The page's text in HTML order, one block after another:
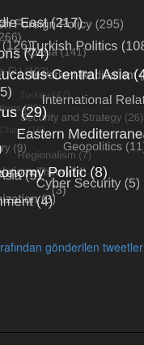
gönderilen tweetler